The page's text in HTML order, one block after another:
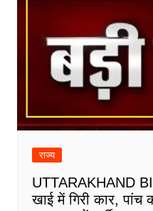
राज्य
UTTARAKHAND
खाई में गिरी कार, पांच